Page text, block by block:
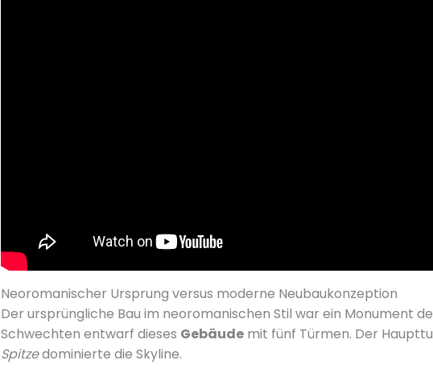
Neoromanischer Ursprung versus moderne Neubaukonzeption
Der ursprüngliche Bau im neoromanischen Stil war ein Monument
Schwechten entwarf dieses Gebäudemit fünf Türmen. Der
Spitzedominierte die Skyline.